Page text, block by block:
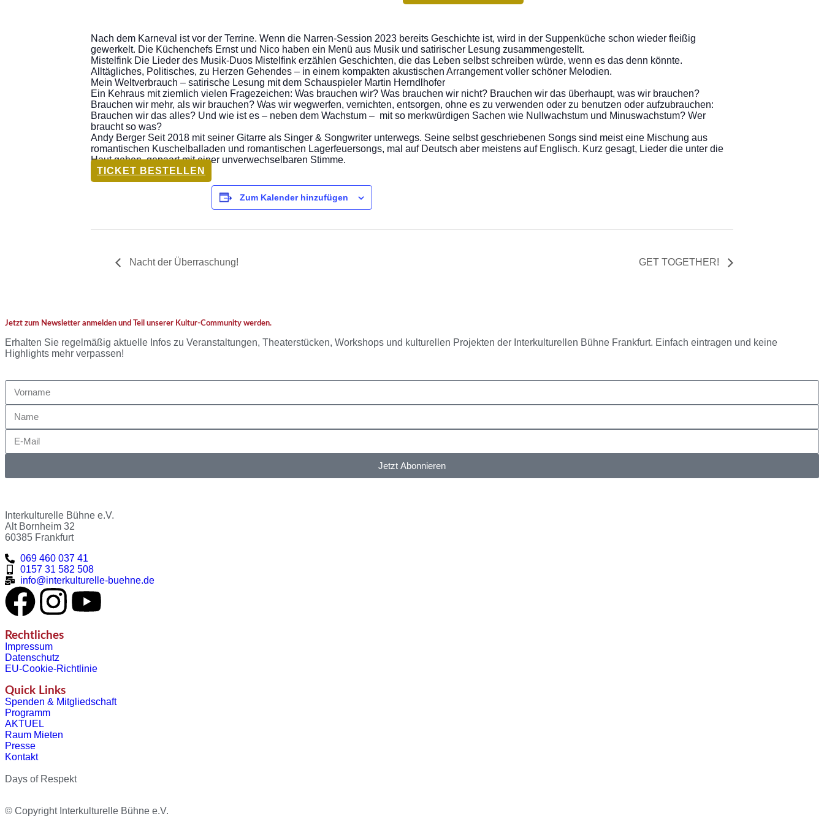
Nach dem Karneval ist vor der Terrine. Wenn die Narren-Session 2023 bereits Geschichte ist, wird in der Suppenküche schon wieder fleißig
gewerkelt. Die Küchenchefs Ernst und Nico haben ein Menü aus Musik und satirischer Lesung zusammengestellt.
Mistelfink Die Lieder des Musik-Duos Mistelfink erzählen Geschichten, die das Leben selbst schreiben würde, wenn es das denn könnte.
Alltägliches, Politisches, zu Herzen Gehendes – in einem kompakten akustischen Arrangement voller schöner Melodien.
Mein Weltverbrauch – satirische Lesung mit dem Schauspieler Martin Herndlhofer
Ein Kehraus mit ziemlich vielen Fragezeichen: Was brauchen wir? Was brauchen wir nicht? Brauchen wir das überhaupt, was wir brauchen?
Brauchen wir mehr, als wir brauchen? Was wir wegwerfen, vernichten, entsorgen, ohne es zu verwenden oder zu benutzen oder aufzubrauchen:
Brauchen wir das alles? Und wie ist es – neben dem Wachstum – mit so merkwürdigen Sachen wie Nullwachstum und Minuswachstum? Wer
braucht so was?
Andy Berger Seit 2018 mit seiner Gitarre als Singer & Songwriter unterwegs. Seine selbst geschriebenen Songs sind meist eine Mischung aus
romantischen Kuschelballaden und romantischen Lagerfeuersongs, mal auf Deutsch aber meistens auf Englisch. Kurz gesagt, Lieder die unter die
Haut gehen, gepaart mit einer unverwechselbaren Stimme.
TICKET BESTELLEN
Zum Kalender hinzufügen
Nacht der Überraschung! GET TOGETHER!
Jetzt zum Newsletter anmelden und Teil unserer Kultur-Community werden.
Erhalten Sie regelmäßig aktuelle Infos zu Veranstaltungen, Theaterstücken, Workshops und kulturellen Projekten der Interkulturellen Bühne Frankfurt. Einfach eintragen und keine
Highlights mehr verpassen!
Jetzt Abonnieren
Interkulturelle Bühne e.V.
Alt Bornheim 32
60385 Frankfurt
069 460 037 41
0157 31 582 508
info@interkulturelle-buehne.de
Rechtliches
Impressum
Datenschutz
EU-Cookie-Richtlinie
Quick Links
Spenden & Mitgliedschaft
Programm
AKTUEL
Raum Mieten
Presse
Kontakt
Days of Respekt
© Copyright Interkulturelle Bühne e.V.